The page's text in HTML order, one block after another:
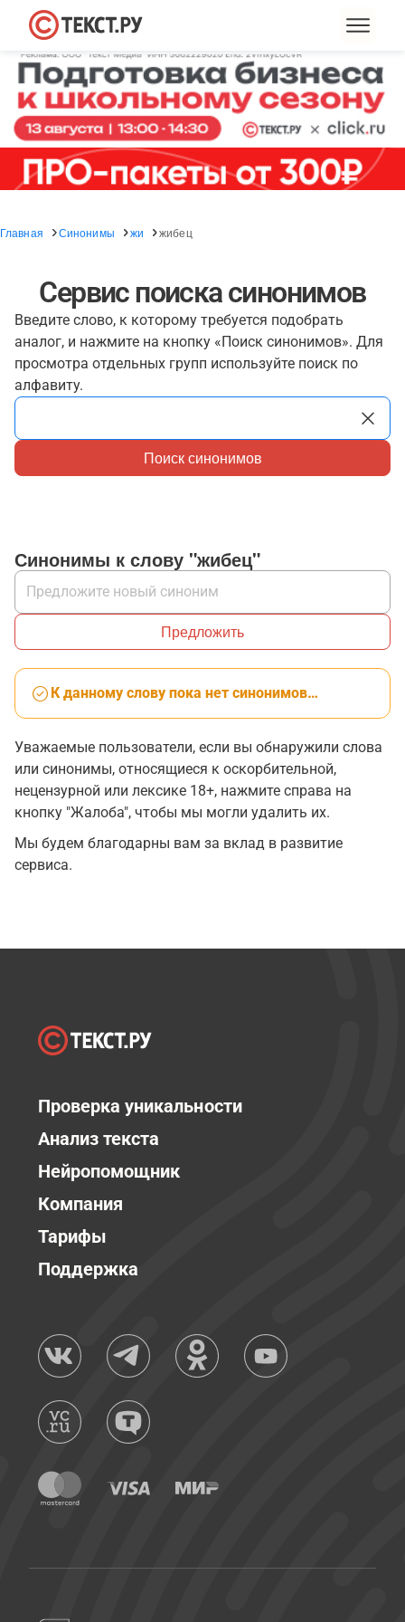
Главная Синонимы жи жибец
Сервис поиска синонимов
Введите слово, к которому требуется подобрать
аналог, и нажмите на кнопку «Поиск синонимов». Для
просмотра отдельных групп используйте поиск по
алфавиту.
Поиск синонимов
Синонимы к слову "жибец"
Предложить
К данному слову пока нет синонимов…
Уважаемые пользователи, если вы обнаружили слова
или синонимы, относящиеся к оскорбительной,
нецензурной или лексике 18+, нажмите справа на
кнопку "Жалоба", чтобы мы могли удалить их.
Мы будем благодарны вам за вклад в развитие
сервиса.
Проверка уникальности
Анализ текста
Нейропомощник
Компания
Тарифы
Поддержка